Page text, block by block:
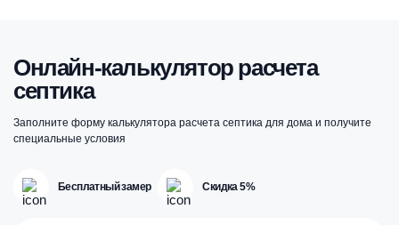
Онлайн-калькулятор расчета
септика
Заполните форму калькулятора расчета септика для дома и получите
специальные условия
Бесплатный замер Скидка 5%